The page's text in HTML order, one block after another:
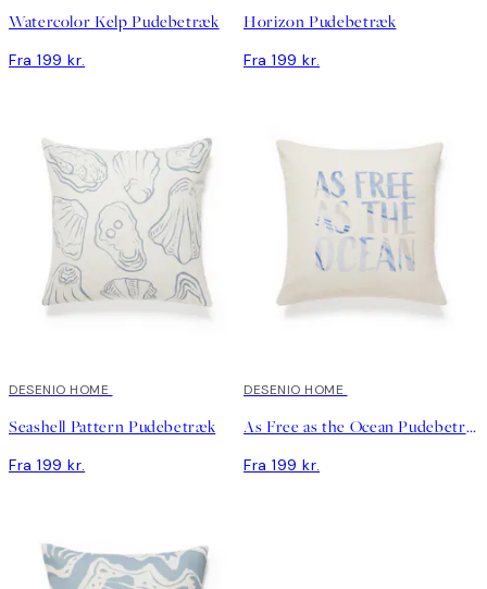
Watercolor Kelp Pudebetræk
Fra 199 kr.
Horizon Pudebetræk
Fra 199 kr.
DESENIO HOME
Seashell Pattern Pudebetræk
Fra 199 kr.
DESENIO HOME
As Free as the Ocean Pudebetræk
Fra 199 kr.